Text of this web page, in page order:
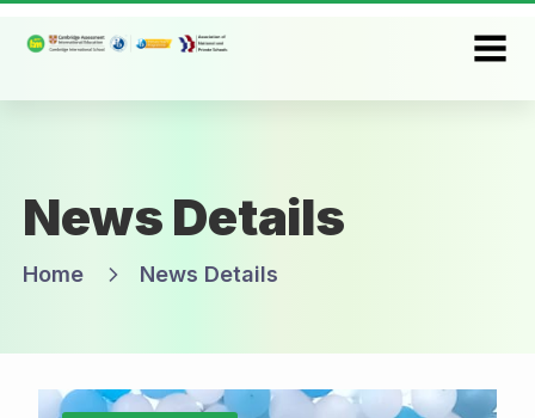
News Details
Home News Details